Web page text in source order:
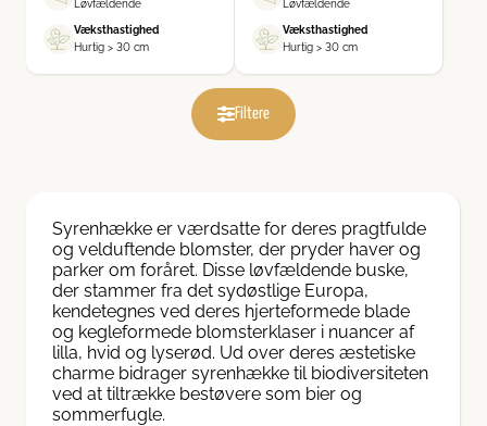
hækplanterLøvfældende
Væksthastighed
Hurtig > 30 cm
Løvfældende
Væksthastighed
Hurtig > 30 cm
Filtere
Syrenhække er værdsatte for deres pragtfulde
og velduftende blomster, der pryder haver og
parker om foråret. Disse løvfældende buske,
der stammer fra det sydøstlige Europa,
kendetegnes ved deres hjerteformede blade
og kegleformede blomsterklaser i nuancer af
lilla, hvid og lyserød. Ud over deres æstetiske
charme bidrager syrenhække til biodiversiteten
ved at tiltrække bestøvere som bier og
sommerfugle.